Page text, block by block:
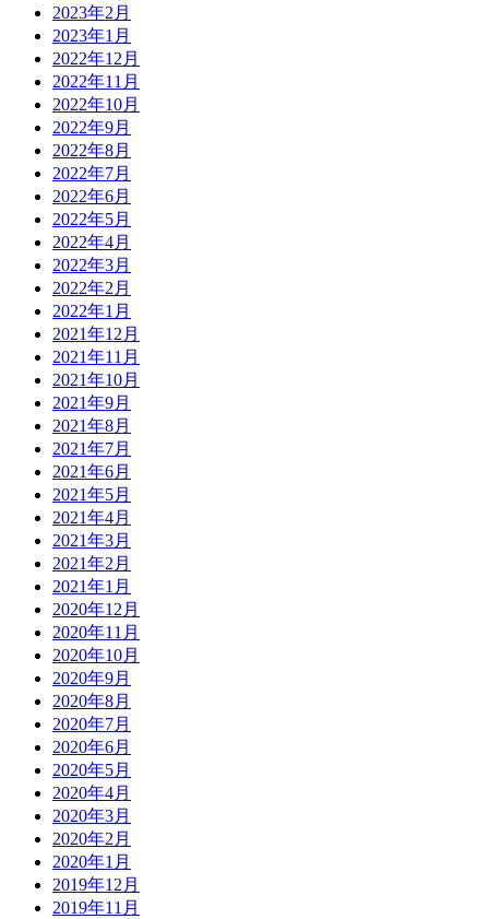
2023年2月
2023年1月
2022年12月
2022年11月
2022年10月
2022年9月
2022年8月
2022年7月
2022年6月
2022年5月
2022年4月
2022年3月
2022年2月
2022年1月
2021年12月
2021年11月
2021年10月
2021年9月
2021年8月
2021年7月
2021年6月
2021年5月
2021年4月
2021年3月
2021年2月
2021年1月
2020年12月
2020年11月
2020年10月
2020年9月
2020年8月
2020年7月
2020年6月
2020年5月
2020年4月
2020年3月
2020年2月
2020年1月
2019年12月
2019年11月